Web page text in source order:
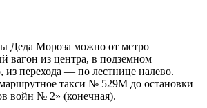
Деда Мороза можно от метро
вагон из центра, в подземном
из перехода — по лестнице налево.
такси № 529М до остановки
войн № 2» (конечная).